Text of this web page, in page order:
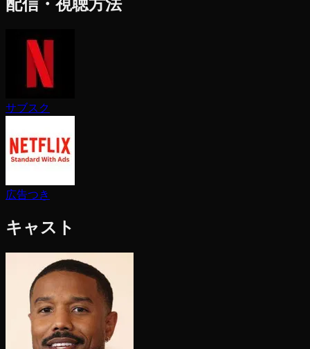
配信・視聴方法
サブスク
広告つき
キャスト